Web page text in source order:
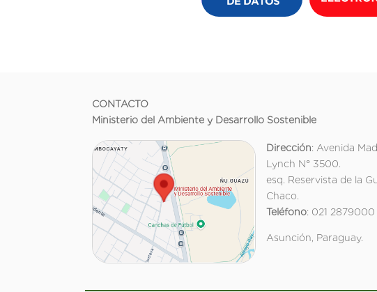
CONTACTO
Ministerio del Ambiente y Desarrollo Sostenible
Dirección: Avenida
Lynch N° 3500.
esq. Reservista de la
Chaco.
Teléfono: 021 2879000
Asunción, Paraguay.